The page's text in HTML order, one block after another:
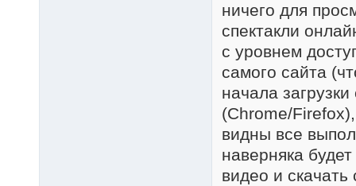
ничего для
спектакли
с уровнем
самого сайта
начала
(Chrome/
видны все
наверняка
видео и